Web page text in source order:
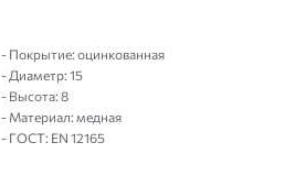
- Покрытие: оцинкованная
- Диаметр: 15
- Высота: 8
- Материал: медная
- ГОСТ: EN 12165